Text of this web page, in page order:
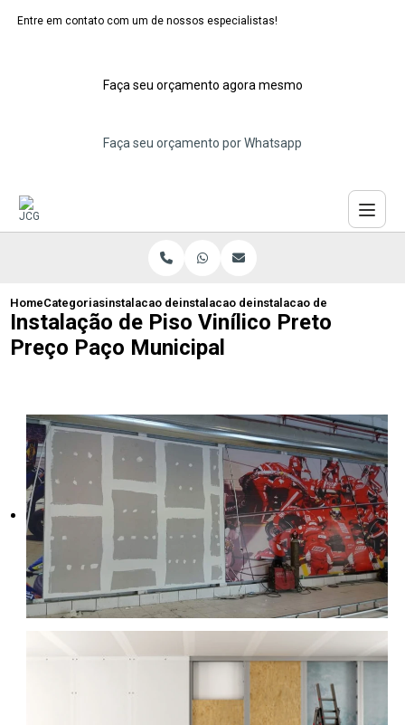
Entre em contato com um de nossos especialistas!
Faça seu orçamento agora mesmo
Faça seu orçamento por Whatsapp
HomeCategoriasinstalacao de pisos vinilicos
instalacao de piso vinilico para banheiro
instalacao de piso vinilico
Instalação de Piso Vinílico Preto
Preço Paço Municipal